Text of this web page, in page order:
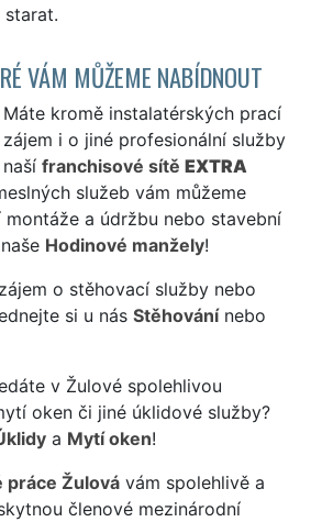
starat.
VÁM MŮŽEME NABÍDNOUT
Máte kromě instalatérských prací
zájem i o jiné profesionální služby
naší franchisové sítě EXTRA
služeb vám můžeme
a údržbu nebo stavební
Hodinové manžely!
o stěhovací služby nebo
si u nás Stěhovánínebo
v Žulové spolehlivou
oken či jiné úklidové služby?
a Mytí oken!
práce Žulová vám spolehlivě a
členové mezinárodní